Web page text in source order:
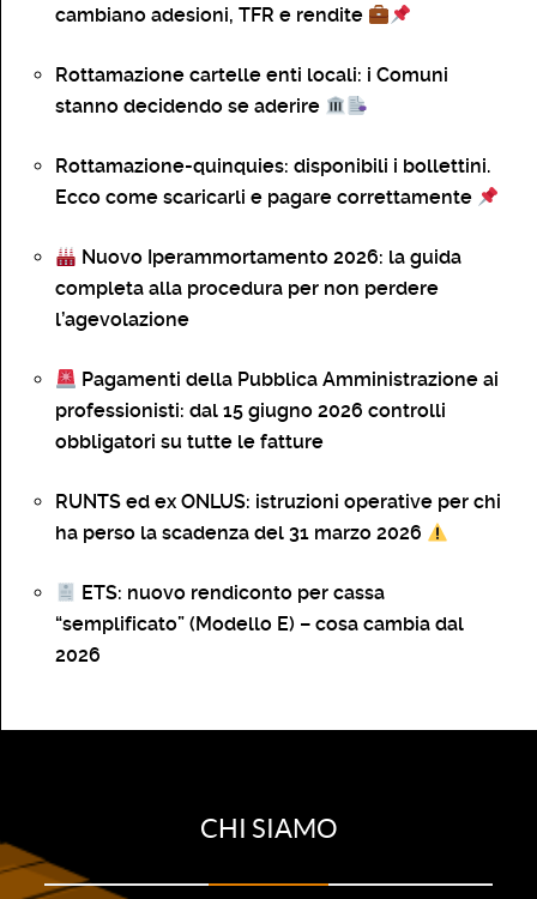
cambiano adesioni, TFR e rendite
Rottamazione cartelle enti locali: i Comuni
stanno decidendo se aderire
Rottamazione-quinquies: disponibili i bollettini.
Ecco come scaricarli e pagare correttamente
Nuovo Iperammortamento 2026: la guida
completa alla procedura per non perdere
l’agevolazione
Pagamenti della Pubblica Amministrazione ai
professionisti: dal 15 giugno 2026 controlli
obbligatori su tutte le fatture
RUNTS ed ex ONLUS: istruzioni operative per chi
ha perso la scadenza del 31 marzo 2026
ETS: nuovo rendiconto per cassa
“semplificato” (Modello E) – cosa cambia dal
2026
CHI SIAMO